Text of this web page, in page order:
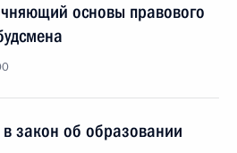
основы правового
закон об образовании